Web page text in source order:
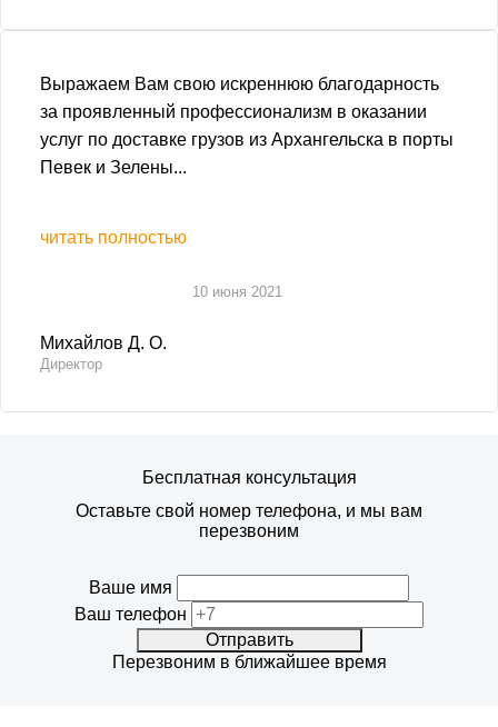
Выражаем Вам свою искреннюю благодарность
за проявленный профессионализм в оказании
услуг по доставке грузов из Архангельска в порты
Певек и Зелены...
читать полностью
10 июня 2021
Михайлов Д. О.
Директор
Бесплатная консультация
Оставьте свой номер телефона, и мы вам
перезвоним
Ваше имя
Ваш телефон
Отправить
Перезвоним в ближайшее время